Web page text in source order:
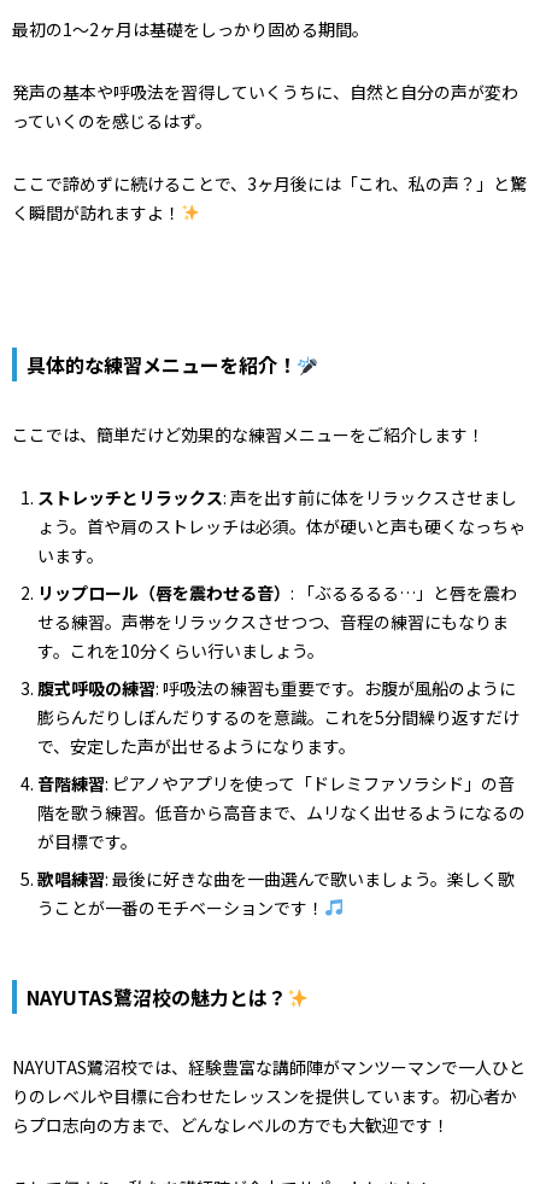
最初の1～2ヶ月は基礎をしっかり固める期間。
発声の基本や呼吸法を習得していくうちに、自然と自分の声が変わ
っていくのを感じるはず。
ここで諦めずに続けることで、3ヶ月後には「これ、私の声？」と驚
く瞬間が訪れますよ！
具体的な練習メニューを紹介！
ここでは、簡単だけど効果的な練習メニューをご紹介します！
ストレッチとリラックス: 声を出す前に体をリラックスさせまし
ょう。首や肩のストレッチは必須。体が硬いと声も硬くなっちゃ
います。
リップロール（唇を震わせる音） : 「ぶるるるる…」と唇を震わ
せる練習。声帯をリラックスさせつつ、音程の練習にもなりま
す。これを10分くらい行いましょう。
腹式呼吸の練習: 呼吸法の練習も重要です。お腹が風船のように
膨らんだりしぼんだりするのを意識。これを5分間繰り返すだけ
で、安定した声が出せるようになります。
音階練習: ピアノやアプリを使って「ドレミファソラシド」の音
階を歌う練習。低音から高音まで、ムリなく出せるようになるの
が目標です。
歌唱練習: 最後に好きな曲を一曲選んで歌いましょう。楽しく歌
うことが一番のモチベーションです！
NAYUTAS鷺沼校の魅力とは？
NAYUTAS鷺沼校では、経験豊富な講師陣がマンツーマンで一人ひと
りのレベルや目標に合わせたレッスンを提供しています。初心者か
らプロ志向の方まで、どんなレベルの方でも大歓迎です！